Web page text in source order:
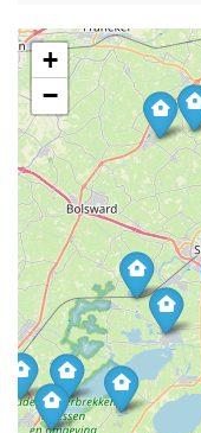
+
−